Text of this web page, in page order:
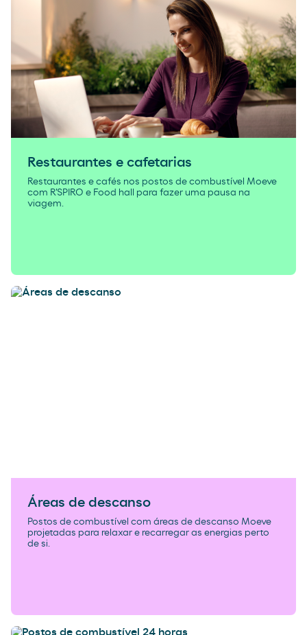
Restaurantes e cafetarias
Restaurantes e cafés nos postos de combustível Moeve
com R'SPIRO e Food hall para fazer uma pausa na
viagem.
Áreas de descanso
Postos de combustível com áreas de descanso Moeve
projetadas para relaxar e recarregar as energias perto
de si.